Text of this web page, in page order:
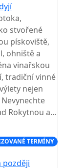
stvořené
pískoviště,
ohniště a
vinařskou
tradiční vinné
nejen
Rokytnou a...
TERMÍNY
později